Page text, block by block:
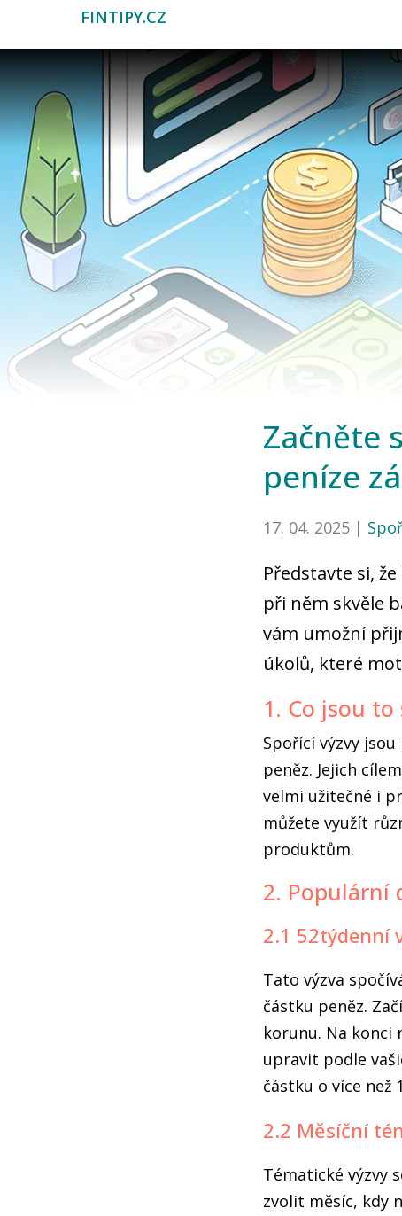
FINTIPY.CZ
Začněte
peníze
17. 04. 2025 |
Představte si,
při něm skvěle
vám umožní
úkolů, které
1. Co jsou
Spořící výzvy
peněz. Jejich
velmi užitečné i
můžete využít
produktům.
2. Populární
2.1 52týdenní
Tato výzva
částku peněz.
korunu. Na konci
upravit podle
částku o více než
2.2 Měsíční
Tématické výzvy
zvolit měsíc, kdy